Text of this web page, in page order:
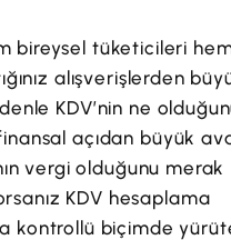
bireysel tüketicileri
alışverişlerden
KDV’nin ne
açıdan büyük
vergi olduğunu merak
KDV hesaplama
kontrollü biçimde